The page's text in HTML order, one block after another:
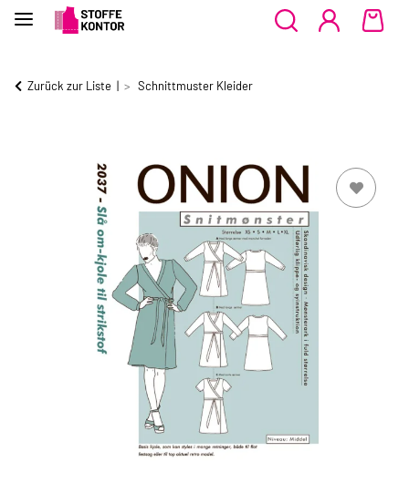
Zurück zur Liste Schnittmuster Kleider